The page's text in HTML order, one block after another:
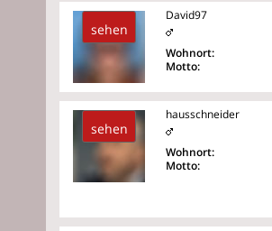
sehen
David97
Wohnort:
Motto:
sehen
hausschneider
Wohnort:
Motto: